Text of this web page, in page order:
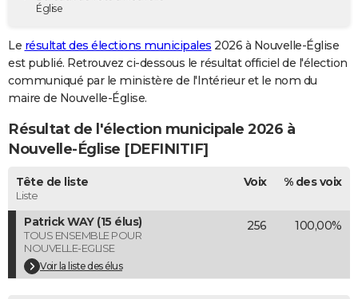
Destinations
City break
Voyage nature
Voyage de noces
Forum
GUIDES D'ACHAT
BONS PLANS
Carte de Noël
Carte Bonne année
Carte Saint-Valentin
Carte Pâques
Carte d'anniversaire
DICTIONNAIRE
Dictionnaire
Biographies
Citations
Expressions
Proverbes
PROGRAMME TV
COPAINS D'AVANT
S'inscrire
Se connecter
Lycées
Collèges
Primaires
Universités
Entreprises
Service militaire
Avis de recherche
AVIS DE DÉCÈS
FORUM
Église
Le résultat des élections municipales 2026 à Nouvelle-Église
est publié. Retrouvez ci-dessous le résultat officiel de l'élection
communiqué par le ministère de l'Intérieur et le nom du
maire de Nouvelle-Église.
Résultat de l'élection municipale 2026 à
Nouvelle-Église [DEFINITIF]
Tête de liste
Liste
Voix % des voix
Patrick WAY (15 élus)
TOUS ENSEMBLE POUR
NOUVELLE-EGLISE
Voir la liste des élus
256 100,00%